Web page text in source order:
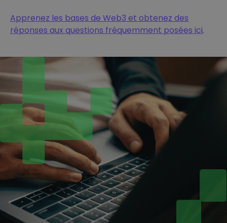
Apprenez les bases de Web3 et obtenez des
réponses aux questions fréquemment posées ici.